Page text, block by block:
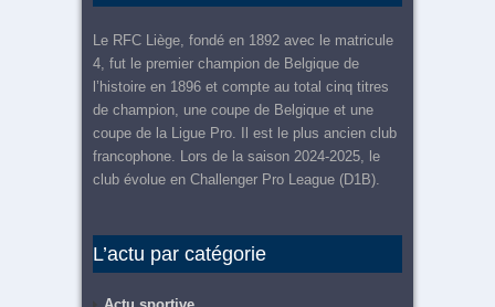
Le RFC Liège, fondé en 1892 avec le matricule
4, fut le premier champion de Belgique de
l’histoire en 1896 et compte au total cinq titres
de champion, une coupe de Belgique et une
coupe de la Ligue Pro. Il est le plus ancien club
francophone. Lors de la saison 2024-2025, le
club évolue en Challenger Pro League (D1B).
L’actu par catégorie